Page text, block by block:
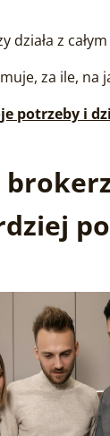
działa z
za ile, na
potrzeby i